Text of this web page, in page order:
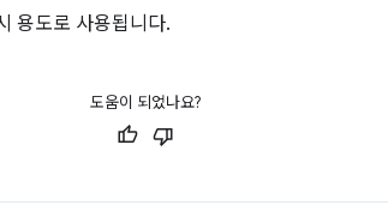
용도로 사용됩니다.
도움이 되었나요?